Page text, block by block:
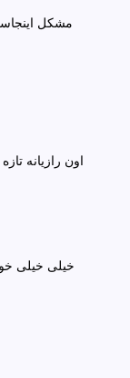
مشکل
اون رازیانه
خیلی خیلی